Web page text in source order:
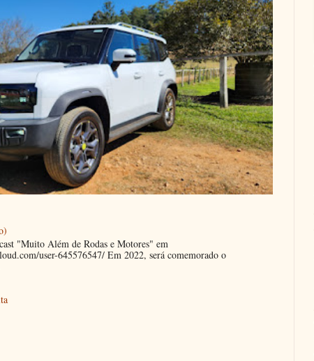
"Muito Além de Rodas e Motores" em
user-645576547/ Em 2022, será comemorado o